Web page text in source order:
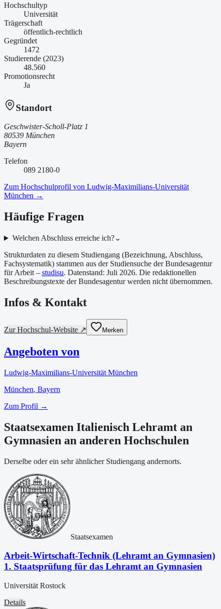
Hochschultyp
Universität
Trägerschaft
öffentlich-rechtlich
Gegründet
1472
Studierende (2023)
48.560
Promotionsrecht
Ja
Standort
Geschwister-Scholl-Platz 1
80539 München
Bayern
Telefon
089 2180-0
Zum Hochschulprofil von Ludwig-Maximilians-Universität
München →
Häufige Fragen
Welchen Abschluss erreiche ich?⌄
Strukturdaten zu diesem Studiengang (Bezeichnung, Abschluss,
Fachsystematik) stammen aus der Studiensuche der Bundesagentur
für Arbeit – studisu. Datenstand: Juli 2026. Die redaktionellen
Beschreibungstexte der Bundesagentur werden nicht übernommen.
Infos & Kontakt
Zur Hochschul-Website ↗ Merken
Angeboten von
Ludwig-Maximilians-Universität München
München, Bayern
Zum Profil →
Staatsexamen Italienisch Lehramt an
Gymnasien an anderen Hochschulen
Derselbe oder ein sehr ähnlicher Studiengang andernorts.
Staatsexamen
Arbeit-Wirtschaft-Technik (Lehramt an Gymnasien)
1. Staatsprüfung für das Lehramt an Gymnasien
Universität Rostock
Details